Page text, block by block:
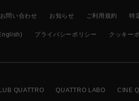
問い合わせ お知らせ ご利用規約 特
プライバシーポリシー クッキー
QUATTRO QUATTRO LABO CINE